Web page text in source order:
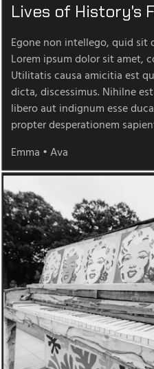
Lives of History's
Egone non intellego, quid sit
Lorem ipsum dolor sit amet,
Utilitatis causa amicitia est
dicta, discessimus. Nihilne
libero aut indignum esse
propter desperationem
Emma •Ava